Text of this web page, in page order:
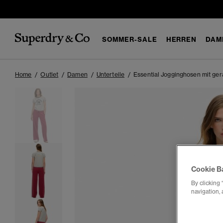
SOMMER-SALE HERREN
Home Outlet Damen Unterteile Essential Jogginghosen mit
Cookie
By clicking
navigation,